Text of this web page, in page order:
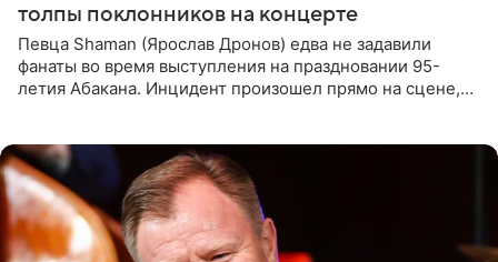
толпы поклонников на концерте
Певца Shaman (Ярослав Дронов) едва не задавили
фанаты во время выступления на праздновании 95-
летия Абакана. Инцидент произошел прямо на сцене,